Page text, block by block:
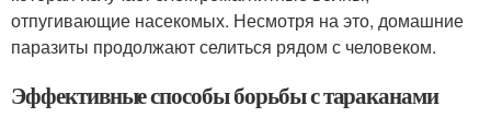
отпугивающие насекомых. Несмотря на это, домашние
паразиты продолжают селиться рядом с человеком.
Эффективные способы борьбы с тараканами